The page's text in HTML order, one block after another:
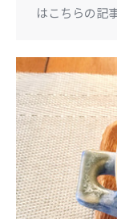
はこちらの記